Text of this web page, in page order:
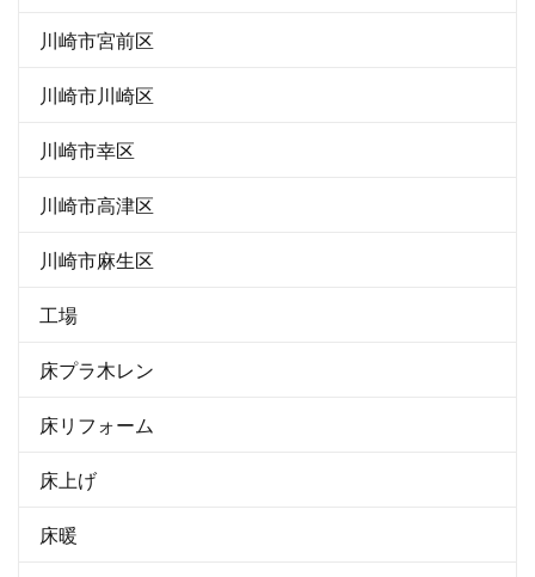
川崎市宮前区
川崎市川崎区
川崎市幸区
川崎市高津区
川崎市麻生区
工場
床プラ木レン
床リフォーム
床上げ
床暖